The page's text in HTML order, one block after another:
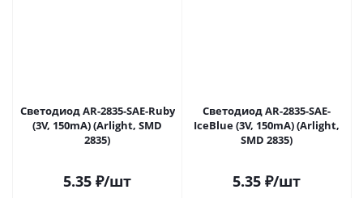
Светодиод AR-2835-SAE-Ruby
(3V, 150mA) (Arlight, SMD
2835)
5.35 ₽/шт
Светодиод AR-2835-SAE-
IceBlue (3V, 150mA) (Arlight,
SMD 2835)
5.35 ₽/шт